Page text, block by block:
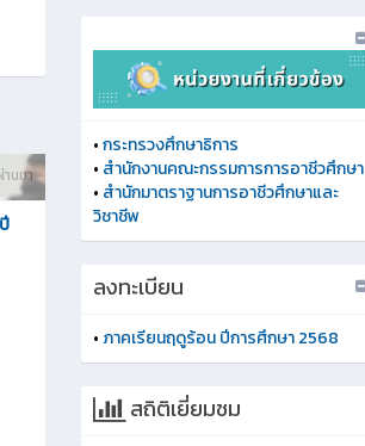
นมา
•กระทรวงศึกษาธิการ
• สำนักงานคณะกรรมการการอาชีวศึกษา
• สำนักมาตราฐานการอาชีวศึกษาและ
วิชาชีพ
ลงทะเบียน
• ภาคเรียนฤดูร้อน ปีการศึกษา 2568
สถิติเยี่ยมชม